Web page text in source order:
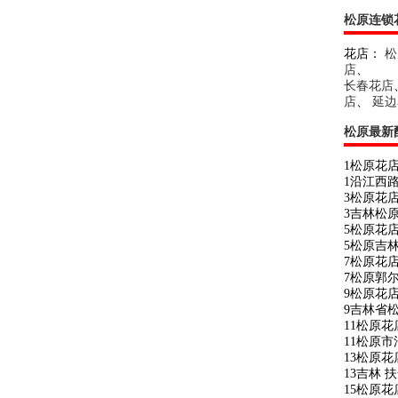
松原连锁
花店：
店、
长春花店
店、 延
松原最新
1松原花
1沿江西
3松原花
3吉林松
5松原花
5松原吉
7松原花
7松原郭
9松原花
9吉林省
11松原
11松原
13松原
13吉林
15松原